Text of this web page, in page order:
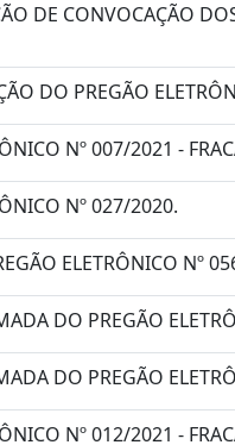
DE CONVOCAÇÃO
DO PREGÃO
Nº 007/2021 -
Nº 027/2020.
ELETRÔNICO Nº
DO PREGÃO
DO PREGÃO
Nº 012/2021 -